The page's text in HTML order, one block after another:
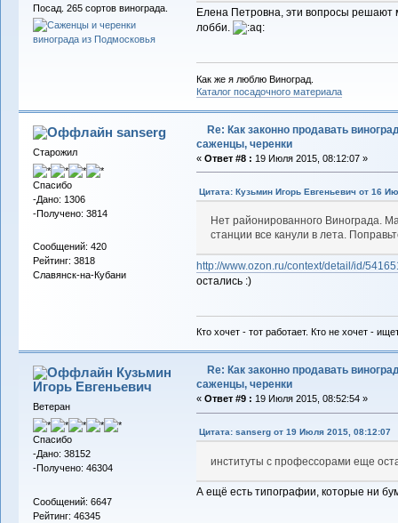
Посад. 265 сортов винограда.
Елена Петровна, эти вопросы решают
лобби.
Как же я люблю Виноград.
Каталог посадочного материала
sanserg
Старожил
Спасибо
-Дано: 1306
-Получено: 3814
Сообщений: 420
Рейтинг: 3818
Славянск-на-Кубани
Re: Как законно продавать
саженцы, черенки
« Ответ #8 : 19 Июля 2015, 08:12:07 »
Цитата: Кузьмин Игорь Евгеньевич от 16
Нет районированного Винограда.
станции все канули в лета.
http://www.ozon.ru/context/detail/id/
остались :)
Кто хочет - тот работает. Кто не хочет -
Кузьмин
Игорь Евгеньевич
Ветеран
Спасибо
-Дано: 38152
-Получено: 46304
Сообщений: 6647
Рейтинг: 46345
Re: Как законно продавать
саженцы, черенки
« Ответ #9 : 19 Июля 2015, 08:52:54 »
Цитата: sanserg от 19 Июля 2015, 08:12:07
институты с профессорами еще
А ещё есть типографии, которые ни